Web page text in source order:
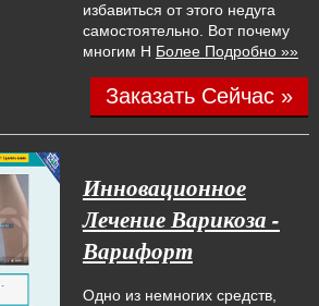
избавиться от этого недуга
самостоятельно. Вот почему
многим Н Более Подробно »»
Заказать Сейчас »
Инновационное
Лечение Варикоза -
Варифорт
Одно из немногих средств,